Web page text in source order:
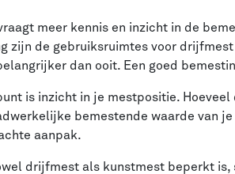
meer kennis en inzicht in de
zijn de gebruiksruimtes voor
dan ooit. Een goed
is inzicht in je mestpositie.
bemestende waarde van
aanpak.
drijfmest als kunstmest beperkt